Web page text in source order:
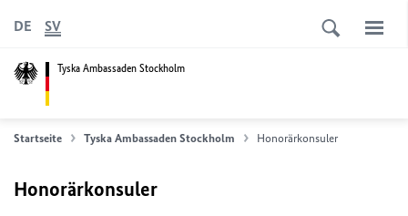
Tyska Ambassaden Stockholm
DE SV
Startseite Tyska Ambassaden Stockholm Honorärkonsuler
Honorärkonsuler